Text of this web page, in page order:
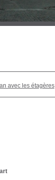
avec les étagères